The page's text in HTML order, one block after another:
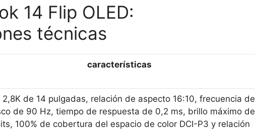
14 Flip OLED:
técnicas
características
2,8K de 14 pulgadas, relación de aspecto 16:10, frecuencia de
de 90 Hz, tiempo de respuesta de 0,2 ms, brillo máximo de
100% de cobertura del espacio de color DCI-P3 y relación